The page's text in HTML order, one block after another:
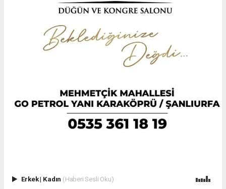
Erkek| Kadın (Haberi Sesli Oku)